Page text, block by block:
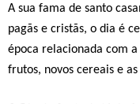
A sua fama de santo
pagãs e cristãs, o dia é
época relacionada com
frutos, novos cereais e as